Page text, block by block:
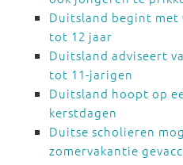
Duitsland begint met
tot 12 jaar
Duitsland adviseert
tot 11-jarigen
Duitsland hoopt op
kerstdagen
Duitse scholieren
zomervakantie